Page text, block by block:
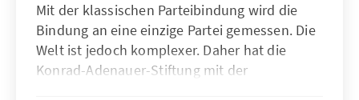
Mit der klassischen Parteibindung wird die
Bindung an eine einzige Partei gemessen. Die
Welt ist jedoch komplexer. Daher hat die
Konrad-Adenauer-Stiftung mit der